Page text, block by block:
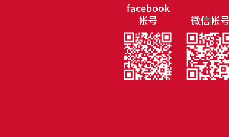
facebook
帐号
微信帐号